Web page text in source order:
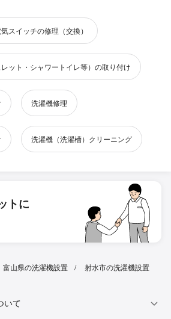
スイッチの修理（交換）
ット・シャワートイレ等）の取り付け
洗濯機修理
洗濯機（洗濯槽）クリーニング
トに
富山県の洗濯機設置 射水市の洗濯機設置
いて